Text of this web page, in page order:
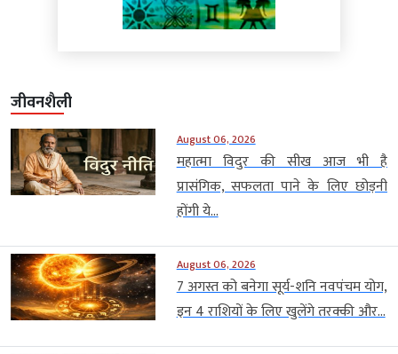
जीवनशैली
August 06, 2026
महात्मा विदुर की सीख आज भी है
प्रासंगिक, सफलता पाने के लिए छोड़नी
होंगी ये...
August 06, 2026
7 अगस्त को बनेगा सूर्य-शनि नवपंचम योग,
इन 4 राशियों के लिए खुलेंगे तरक्की और...